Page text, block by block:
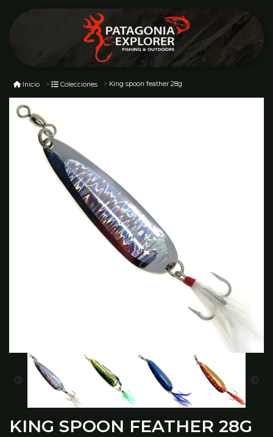
Inicio Colecciones King spoon feather 28g
KING SPOON FEATHER 28G